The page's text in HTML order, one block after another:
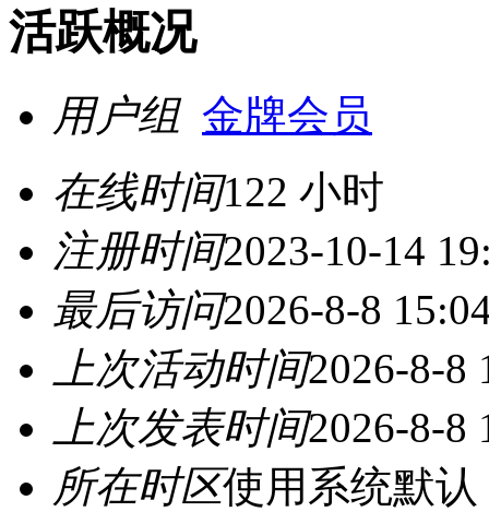
活跃概况
用户组 金牌会员
在线时间122 小时
注册时间2023-10-14
最后访问2026-8-8
上次活动时间2026-8-8
上次发表时间2026-8-8
所在时区使用系统默认